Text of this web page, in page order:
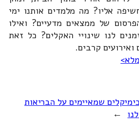
אליו? מה מלמדים אותנו ימי
של ממצאים מדעיים? ואילו
לנו שינויי האקלים? כל זאת
קרבים.
שמאיימים על הבריאות
→